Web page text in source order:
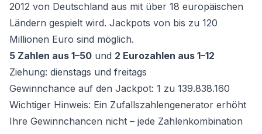
2012 von Deutschland aus mit über 18 europäischen
Ländern gespielt wird. Jackpots von bis zu 120
Millionen Euro sind möglich.
5 Zahlen aus 1–50 und 2 Eurozahlen aus 1–12
Ziehung: dienstags und freitags
Gewinnchance auf den Jackpot: 1 zu 139.838.160
Wichtiger Hinweis: Ein Zufallszahlengenerator erhöht
Ihre Gewinnchancen nicht – jede Zahlenkombination